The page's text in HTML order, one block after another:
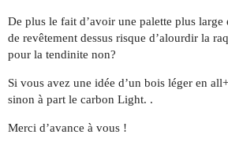
De plus le fait d’avoir une palette plus large
de revêtement dessus risque d’alourdir la
pour la tendinite non?
Si vous avez une idée d’un bois léger en
sinon à part le carbon Light. .
Merci d’avance à vous !